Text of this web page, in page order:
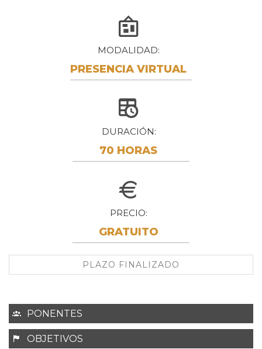
MODALIDAD
PRESENCIA VIRTUAL
DURACIÓN
70 HORAS
PRECIO
GRATUITO
PLAZO FINALIZADO
PONENTES
OBJETIVOS